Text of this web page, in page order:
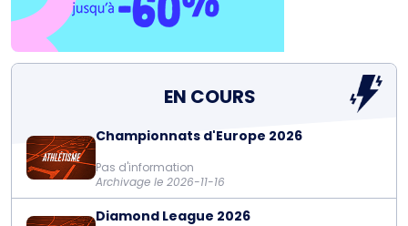
EN COURS
Championnats d'Europe 2026
Pas d'information
Archivage le 2026-11-16
Diamond League 2026